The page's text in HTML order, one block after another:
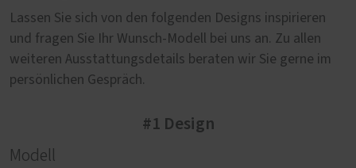
Lassen Sie sich von den folgenden Designs inspirieren
und fragen Sie Ihr Wunsch-Modell bei uns an. Zu allen
weiteren Ausstattungsdetails beraten wir Sie gerne im
persönlichen Gespräch.
#1 Design
Modell